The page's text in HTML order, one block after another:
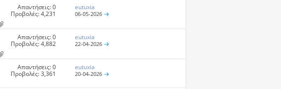
Απαντήσεις: 0
Προβολές: 4,231
eutuxia
06-05-2026
Απαντήσεις: 0
Προβολές: 4,882
eutuxia
22-04-2026
Απαντήσεις: 0
Προβολές: 3,361
eutuxia
20-04-2026